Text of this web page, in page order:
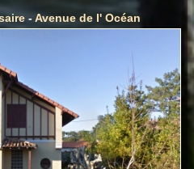
-Avenue de l' Océan